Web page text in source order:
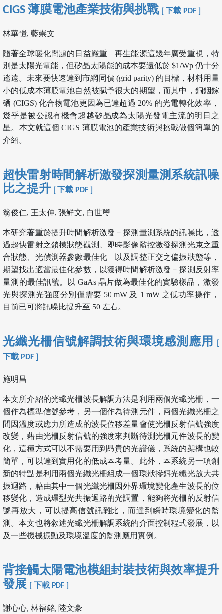
CIGS 薄膜電池產業技術與挑戰 [ 下載 PDF ]
林華愷, 藍崇文
隨著全球暖化問題的日益嚴重，再生能源這幾年廣受重視，特
別是太陽光電能，但矽晶太陽能的成本要遠低於 $1/Wp 仍十分
遙遠。未來要快速達到市網同價 (grid parity) 的目標，材料用量
小的低成本薄膜電池自然被賦予很大的期望，而其中，銅銦鎵
硒 (CIGS) 化合物電池更因為已達超過 20% 的光電轉化效率，
幾乎是被公認有機會超越矽晶成為太陽光發電主流的明日之
星。本文就這個 CIGS 薄膜電池的產業技術與挑戰做個簡單的
介紹。
超快雷射時間解析激發探測量測系統訊噪
比之提升
[ 下載 PDF ]
翁俊仁, 王太伸, 張鮮文, 白世璽
本研究著重於提升時間解析激發－探測量測系統的訊噪比，透
過超快雷射之鎖模狀態觀測、即時影像監控激發探測光束之重
合狀態、光偵測器參數最佳化，以及調整正交之偏振狀態等，
期望找出適當最佳化參數，以獲得時間解析激發－探測反射率
量測的最佳訊號。以 GaAs 晶片做為最佳化的實驗樣品，激發
光與探測光強度分別僅需要 50 mW 及 1 mW 之低功率操作，
目前已可將訊噪比提升至 50 左右。
光纖光柵信號解調技術與環境感測應用
下載 PDF ]
施明昌
本文所介紹的光纖光柵波長解調方法是利用兩個光纖光柵，一
個作為標準信號參考，另一個作為待測元件，兩個光纖光柵之
間因溫度或應力所造成的波長位移差量會使光柵反射信號強度
改變，藉由光柵反射信號的強度來判斷待測光柵元件波長的變
化，這種方式可以不需要用到昂貴的光譜儀，系統的架構也較
簡單，可以達到實用化的低成本考量。此外，本系統另一項創
新的特點是利用兩個光纖光柵組成一個環狀摻鉺光纖光放大共
振迴路，藉由其中一個光纖光柵因外界環境變化產生波長的位
移變化，造成環型光共振迴路的光調置，能夠將光柵的反射信
號再放大，可以提高信號訊雜比，而達到瞬時環境變化的監
測。本文也將敘述光纖光柵解調系統的介面控制程式發展，以
及一些機械振動及環境溫度的監測應用實例。
背接觸太陽電池模組封裝技術與效率提升
發展
[ 下載 PDF ]
謝心心, 林福銘, 陸文豪